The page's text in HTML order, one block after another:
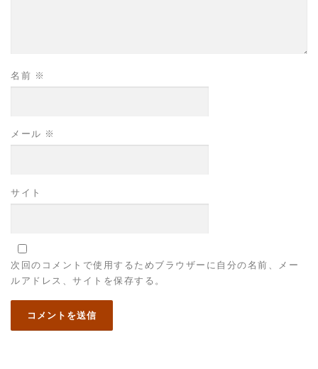
名前 ※
メール ※
サイト
次回のコメントで使用するためブラウザーに自分の名前、メー
ルアドレス、サイトを保存する。